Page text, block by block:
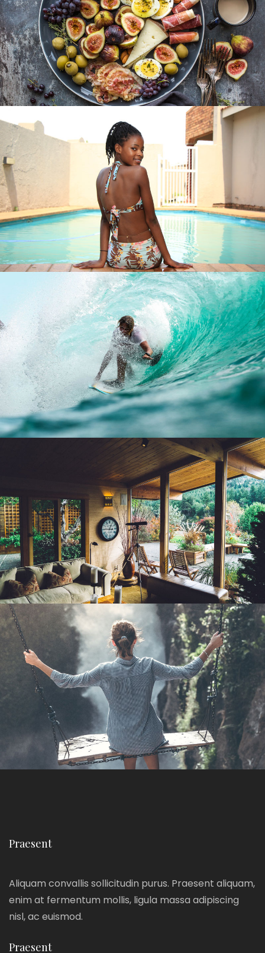
Praesent
Aliquam convallis sollicitudin purus. Praesent aliquam,
enim at fermentum mollis, ligula massa adipiscing
nisl, ac euismod.
Praesent